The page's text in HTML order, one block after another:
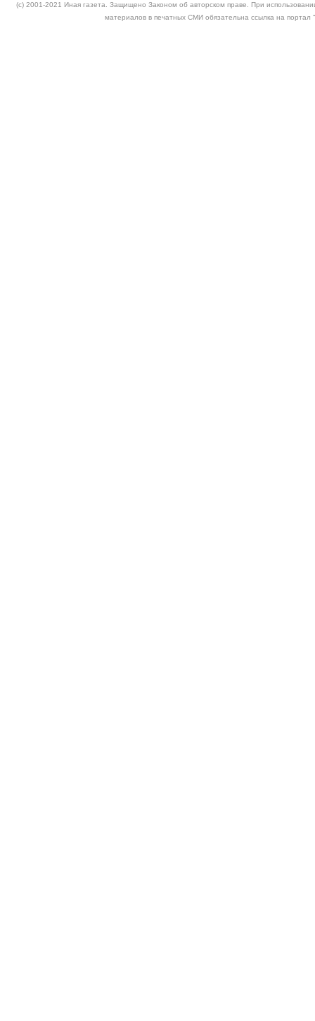
(c) 2001-2021 Иная газета. Защищено Законом об авторском праве. При
материалов в печатных СМИ обязательна ссылка на